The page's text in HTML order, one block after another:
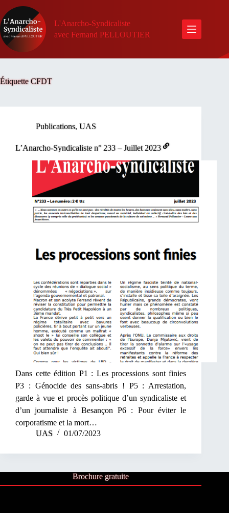
au
contenu
L'Anarcho-Syndicaliste
avec Fernand PELLOUTIER
ÉtiquetteCFDT
Publications, UAS
L’Anarcho-Syndicaliste n° 233 – Juillet 2023
Dans cette édition P1 : Les processions sont finies
P3 : Génocide des sans-abris ! P5 : Arrestation,
garde à vue et procès politique d’un syndicaliste et
d’un journaliste à Besançon P6 : Pour éviter le
corporatisme et la mort…
UAS
01/07/2023
Brochure gratuite